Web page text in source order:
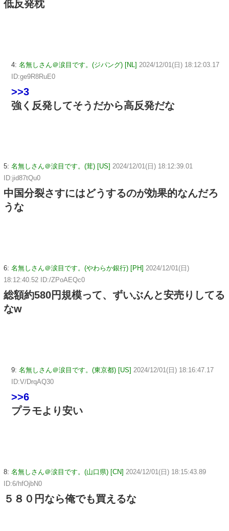
低反発枕
4: 名無しさん＠涙目です。(ジパング) [NL] 2024/12/01(日) 18:12:03.17
ID:ge9R8RuE0
>>3
強く反発してそうだから高反発だな
5: 名無しさん＠涙目です。(茸) [US] 2024/12/01(日) 18:12:39.01
ID:jid87tQu0
中国分裂さすにはどうするのが効果的なんだろ
うな
6: 名無しさん＠涙目です。(やわらか銀行) [PH] 2024/12/01(日)
18:12:40.52 ID:/ZPoAEQc0
総額約580円規模って、ずいぶんと安売りしてる
なw
9: 名無しさん＠涙目です。(東京都) [US] 2024/12/01(日) 18:16:47.17
ID:V/DrqAQ30
>>6
プラモより安い
8: 名無しさん＠涙目です。(山口県) [CN] 2024/12/01(日) 18:15:43.89
ID:6/hfOjbN0
５８０円なら俺でも買えるな